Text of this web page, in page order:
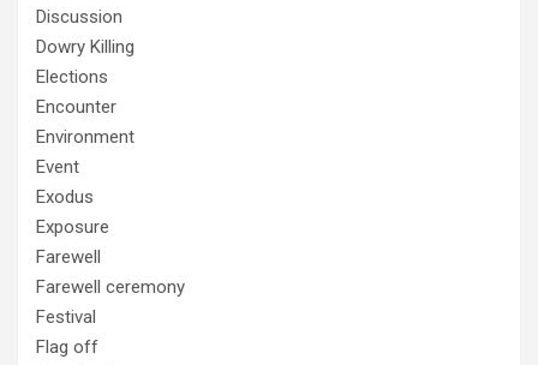
Discussion
Dowry Killing
Elections
Encounter
Environment
Event
Exodus
Exposure
Farewell
Farewell ceremony
Festival
Flag off